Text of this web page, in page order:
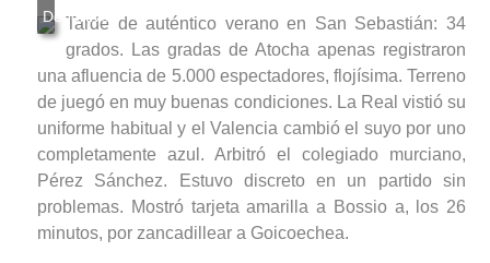
Tarde de auténtico verano en San Sebastián: 34
grados. Las gradas de Atocha apenas registraron
una afluencia de 5.000 espectadores, flojísima. Terreno
de juegó en muy buenas condiciones. La Real vistió su
uniforme habitual y el Valencia cambió el suyo por uno
completamente azul. Arbitró el colegiado murciano,
Pérez Sánchez. Estuvo discreto en un partido sin
problemas. Mostró tarjeta amarilla a Bossio a, los 26
minutos, por zancadillear a Goicoechea.